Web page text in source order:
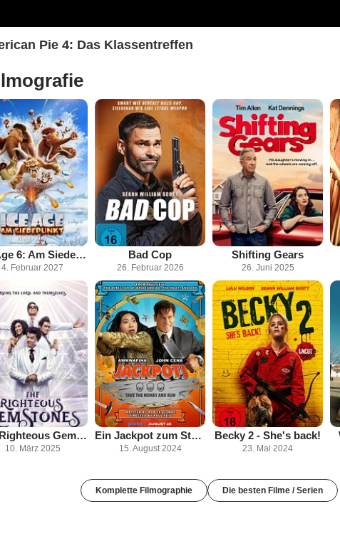
Pie 4: Das Klassentreffen
Ice Age 6: Am Siedepunkt
4. Februar 2027
Bad Cop
26. Februar 2026
Shifting Gears
26. Juni 2025
The Righteous Gemstones
10. März 2025
Ein Jackpot zum Sterben
15. August 2024
Becky 2 - She's back!
23. Mai 2024
Komplette Filmographie Die besten Filme / Serien